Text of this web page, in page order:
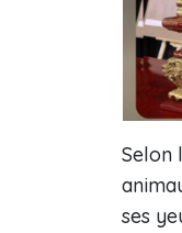
Selon
ses